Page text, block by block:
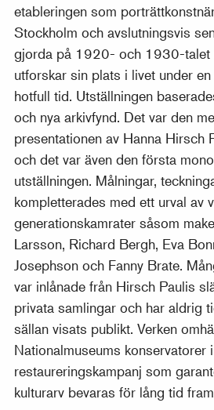
etableringen som
Stockholm och avslutningsvis
gjorda på 1920- och 1930-talet
utforskar sin plats i livet under
hotfull tid. Utställningen
och nya arkivfynd. Det var den
presentationen av Hanna Hirsch
och det var även den första
utställningen. Målningar,
kompletterades med ett urval av
generationskamrater såsom
Larsson, Richard Bergh, Eva
Josephson och Fanny Brate.
var inlånade från Hirsch Paulis
privata samlingar och har aldrig
sällan visats publikt. Verken
Nationalmuseums konservatorer
restaureringskampanj som
kulturarv bevaras för lång tid